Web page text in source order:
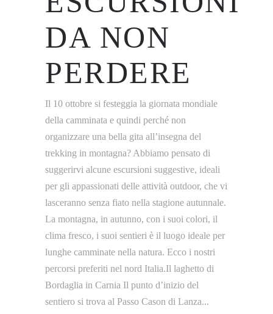
DA NON
PERDERE
Il 10 ottobre si festeggia la giornata mondiale
della camminata e quindi perché non
organizzare una bella gita all’insegna del
trekking in montagna? Abbiamo pensato di
suggerirvi alcune escursioni suggestive, ideali
per gli appassionati delle attività outdoor, che vi
lasceranno senza fiato nella stagione autunnale.
La montagna, in autunno, con i suoi colori, il
clima fresco, i suoi sentieri è il luogo ideale per
lunghe camminate nella natura. Ecco i nostri
percorsi preferiti nel nord Italia.Il laghetto di
Bordaglia in Carnia Il punto d’inizio del
sentiero si trova al Passo Cason di Lanza